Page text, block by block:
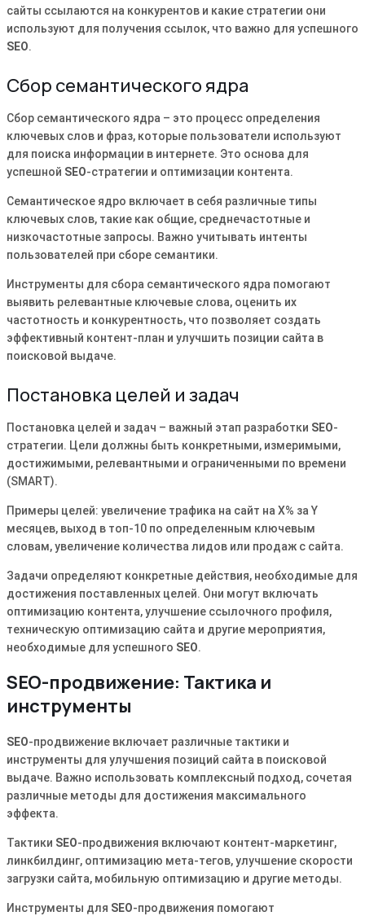
сайты ссылаются на конкурентов и какие стратегии они
используют для получения ссылок, что важно для успешного
SEO.
Сбор семантического ядра
Сбор семантического ядра – это процесс определения
ключевых слов и фраз, которые пользователи используют
для поиска информации в интернете. Это основа для
успешной SEO-стратегии и оптимизации контента.
Семантическое ядро включает в себя различные типы
ключевых слов, такие как общие, среднечастотные и
низкочастотные запросы. Важно учитывать интенты
пользователей при сборе семантики.
Инструменты для сбора семантического ядра помогают
выявить релевантные ключевые слова, оценить их
частотность и конкурентность, что позволяет создать
эффективный контент-план и улучшить позиции сайта в
поисковой выдаче.
Постановка целей и задач
Постановка целей и задач – важный этап разработки SEO-
стратегии. Цели должны быть конкретными, измеримыми,
достижимыми, релевантными и ограниченными по времени
(SMART).
Примеры целей: увеличение трафика на сайт на X% за Y
месяцев, выход в топ-10 по определенным ключевым
словам, увеличение количества лидов или продаж с сайта.
Задачи определяют конкретные действия, необходимые для
достижения поставленных целей. Они могут включать
оптимизацию контента, улучшение ссылочного профиля,
техническую оптимизацию сайта и другие мероприятия,
необходимые для успешного SEO.
SEO-продвижение: Тактика и
инструменты
SEO-продвижение включает различные тактики и
инструменты для улучшения позиций сайта в поисковой
выдаче. Важно использовать комплексный подход, сочетая
различные методы для достижения максимального
эффекта.
Тактики SEO-продвижения включают контент-маркетинг,
линкбилдинг, оптимизацию мета-тегов, улучшение скорости
загрузки сайта, мобильную оптимизацию и другие методы.
Инструменты для SEO-продвижения помогают